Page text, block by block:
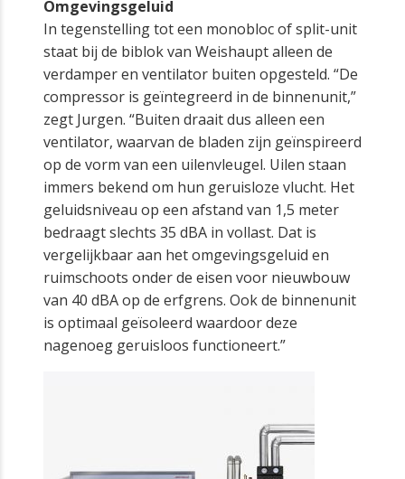
Omgevingsgeluid
In tegenstelling tot een monobloc of split-unit
staat bij de biblok van Weishaupt alleen de
verdamper en ventilator buiten opgesteld. “De
compressor is geïntegreerd in de binnenunit,”
zegt Jurgen. “Buiten draait dus alleen een
ventilator, waarvan de bladen zijn geïnspireerd
op de vorm van een uilenvleugel. Uilen staan
immers bekend om hun geruisloze vlucht. Het
geluidsniveau op een afstand van 1,5 meter
bedraagt slechts 35 dBA in vollast. Dat is
vergelijkbaar aan het omgevingsgeluid en
ruimschoots onder de eisen voor nieuwbouw
van 40 dBA op de erfgrens. Ook de binnenunit
is optimaal geïsoleerd waardoor deze
nagenoeg geruisloos functioneert.”